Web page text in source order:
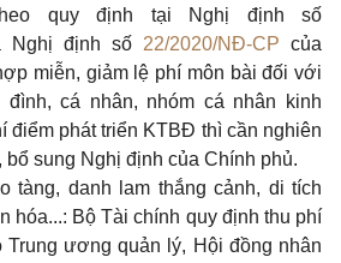
quy định tại Nghị định số
Nghị định số 22/2020/NĐ-CP của
miễn, giảm lệ phí môn bài đối với
cá nhân, nhóm cá nhân kinh
điểm phát triển KTBĐ thì cần nghiên
sung Nghị định của Chính phủ.
tàng, danh lam thắng cảnh, di tích
hóa...: Bộ Tài chính quy định thu phí
ương quản lý, Hội đồng nhân